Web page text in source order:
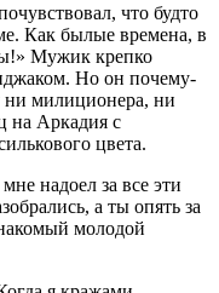
что будто
Как былые времена, в
Мужик крепко
Но он почему-
ни милиционера, ни
на Аркадия с
цвета.
надоел за все эти
а ты опять за
молодой